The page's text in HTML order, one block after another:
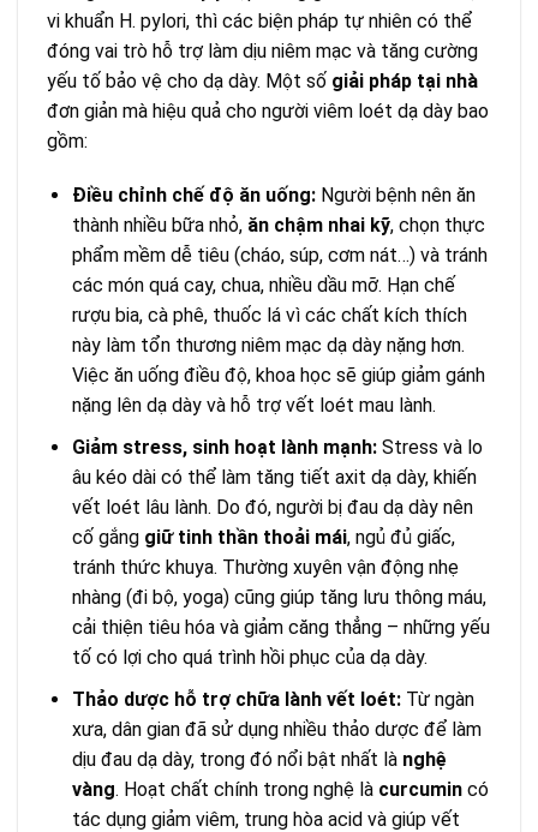
vi khuẩn H. pylori, thì các biện pháp tự nhiên có thể
đóng vai trò hỗ trợ làm dịu niêm mạc và tăng cường
yếu tố bảo vệ cho dạ dày. Một số giải pháp tại nhà
đơn giản mà hiệu quả cho người viêm loét dạ dày bao
gồm:
Điều chỉnh chế độ ăn uống:Người bệnh nên ăn
thành nhiều bữa nhỏ, ăn chậm nhai kỹ, chọn thực
phẩm mềm dễ tiêu (cháo, súp, cơm nát…) và tránh
các món quá cay, chua, nhiều dầu mỡ. Hạn chế
rượu bia, cà phê, thuốc lá vì các chất kích thích
này làm tổn thương niêm mạc dạ dày nặng hơn.
Việc ăn uống điều độ, khoa học sẽ giúp giảm gánh
nặng lên dạ dày và hỗ trợ vết loét mau lành.
Giảm stress, sinh hoạt lành mạnh:Stress và lo
âu kéo dài có thể làm tăng tiết axit dạ dày, khiến
vết loét lâu lành. Do đó, người bị đau dạ dày nên
cố gắng giữ tinh thần thoải mái, ngủ đủ giấc,
tránh thức khuya. Thường xuyên vận động nhẹ
nhàng (đi bộ, yoga) cũng giúp tăng lưu thông máu,
cải thiện tiêu hóa và giảm căng thẳng – những yếu
tố có lợi cho quá trình hồi phục của dạ dày.
Thảo dược hỗ trợ chữa lành vết loét:Từ ngàn
xưa, dân gian đã sử dụng nhiều thảo dược để làm
dịu đau dạ dày, trong đó nổi bật nhất là nghệ
vàng. Hoạt chất chính trong nghệ là curcumincó
tác dụng giảm viêm, trung hòa acid và giúp vết